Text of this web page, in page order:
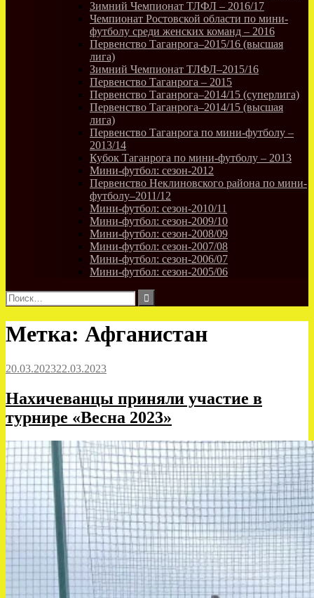
Зимний Чемпионат ТЛФЛ – 2016/17
Чемпионат Ростовской области по мини-
футболу среди женских команд – 2016
Первенство Таганрога–2015/16 (высшая
лига)
Зимний Чемпионат ТЛФЛ–2015/16
Первенство Таганрога – 2015
Первенство Таганрога–2014/15 (суперлига)
Первенство Таганрога–2014/15 (высшая
лига)
Первенство Таганрога по мини-футболу –
2013/14
Кубок Таганрога по мини-футболу – 2013
Мини-футбол: сезон-2012
Первенство Неклиновского района по мини-
футболу–2011/12
Мини-футбол: сезон-2010/11
Мини-футбол: сезон-2009/10
Мини-футбол: сезон-2008/09
Мини-футбол: сезон-2007/08
Мини-футбол: сезон-2006/07
Мини-футбол: сезон-2005/06
Найти:
Метка: Афганистан
20.03.202322.03.2023
Нахичеванцы приняли участие в
турнире «Весна 2023»